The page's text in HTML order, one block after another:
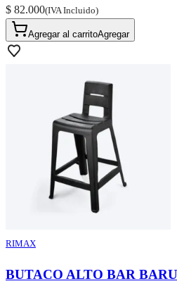
$ 82.000(IVA Incluido)
Agregar al carritoAgregar
RIMAX
BUTACO ALTO BAR